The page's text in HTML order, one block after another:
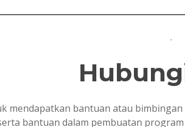
.
mendapatkan bantuan atau
bantuan dalam pembuatan